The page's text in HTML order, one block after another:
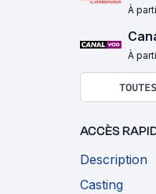
À
À
ACCÈS
Description
Casting